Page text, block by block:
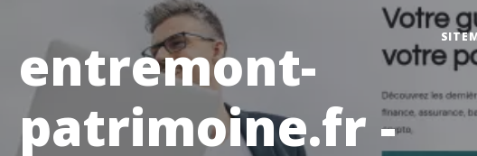
entremont-
patrimoine.fr -